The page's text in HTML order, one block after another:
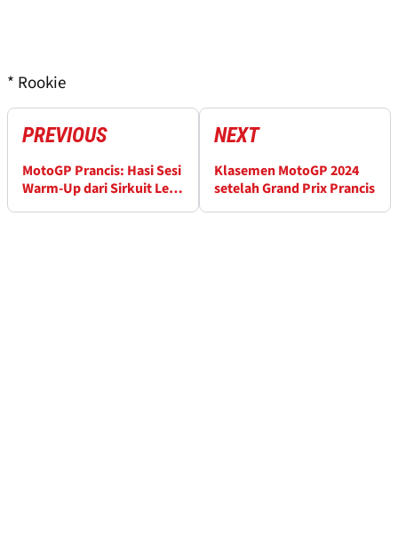
* Rookie
PREVIOUS
MotoGP Prancis: Hasi Sesi
Warm-Up dari Sirkuit Le
NEXT
Klasemen MotoGP 2024
setelah Grand Prix Prancis